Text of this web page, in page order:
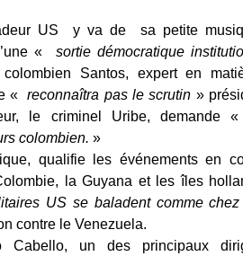
US y va de sa petite
« sortie démocratique
Santos, expert en
«reconnaîtra pas le scrutin »
le criminel Uribe, demande
colombien. »
qualifie les événements en
la Guyana et les îles
US se baladent comme
contre le Venezuela.
un des principaux